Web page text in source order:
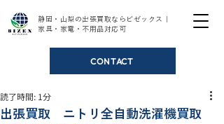
静岡・山梨の出張買取ならビゼックス｜
家具・家電・不用品対応可
CONTACT
出張買取 ニトリ全自動洗濯機買取
読了時間: 1分